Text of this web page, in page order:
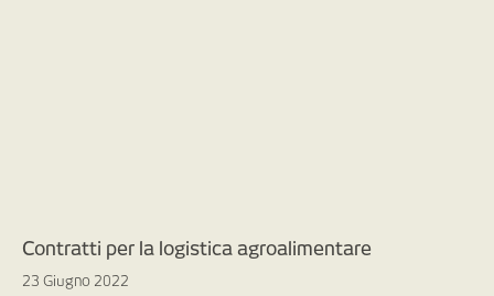
Contratti per la logistica agroalimentare
23 Giugno 2022